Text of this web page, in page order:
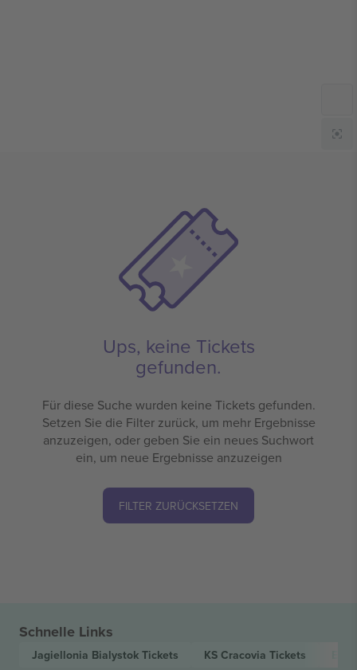
Ups, keine Tickets
gefunden.
Für diese Suche wurden keine Tickets gefunden.
Setzen Sie die Filter zurück, um mehr Ergebnisse
anzuzeigen, oder geben Sie ein neues Suchwort
ein, um neue Ergebnisse anzuzeigen
FILTER ZURÜCKSETZEN
Schnelle Links
Jagiellonia Bialystok Tickets KS Cracovia Tickets